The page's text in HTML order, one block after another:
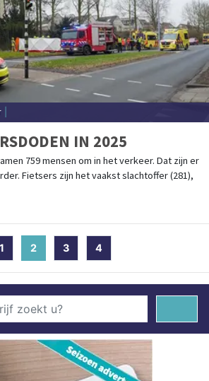
IN 2025
759 mensen om in het verkeer. Dat zijn er
Fietsers zijn het vaakst slachtoffer (281),
1 2 (current)
3 4